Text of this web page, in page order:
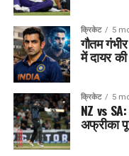
क्रिकेट 5
गौतम
में दायर
क्रिकेट 5
NZ vs
अफ्रीका